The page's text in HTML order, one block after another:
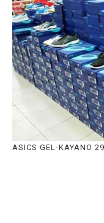
ASICS GEL-KAYANO